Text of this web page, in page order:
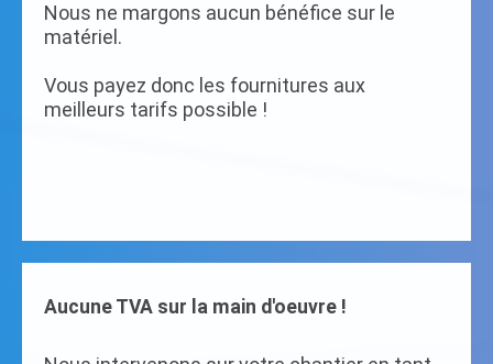
Nous ne margons aucun bénéfice sur le
matériel.
Vous payez donc les fournitures aux
meilleurs tarifs possible !
Aucune TVA sur la main d'oeuvre !